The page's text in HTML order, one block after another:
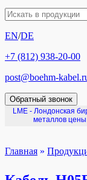
EN/DE
+7 (812) 938-20-00
post@boehm-
Обратный звонок
LME - Лондонская
металлов цены
Главная »